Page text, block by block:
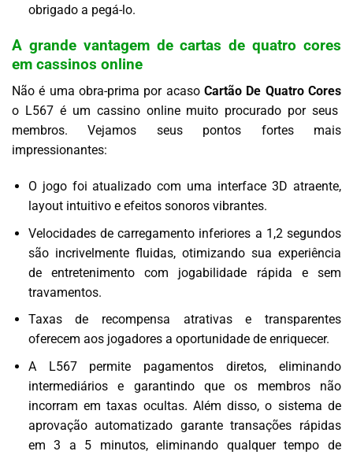
obrigado a pegá-lo.
A grande vantagem de cartas de quatro cores
em cassinos online
Não é uma obra-prima por acaso Cartão De Quatro Cores
o L567 é um cassino online muito procurado por seus
membros. Vejamos seus pontos fortes mais
impressionantes:
O jogo foi atualizado com uma interface 3D atraente,
layout intuitivo e efeitos sonoros vibrantes.
Velocidades de carregamento inferiores a 1,2 segundos
são incrivelmente fluidas, otimizando sua experiência
de entretenimento com jogabilidade rápida e sem
travamentos.
Taxas de recompensa atrativas e transparentes
oferecem aos jogadores a oportunidade de enriquecer.
A L567 permite pagamentos diretos, eliminando
intermediários e garantindo que os membros não
incorram em taxas ocultas. Além disso, o sistema de
aprovação automatizado garante transações rápidas
em 3 a 5 minutos, eliminando qualquer tempo de